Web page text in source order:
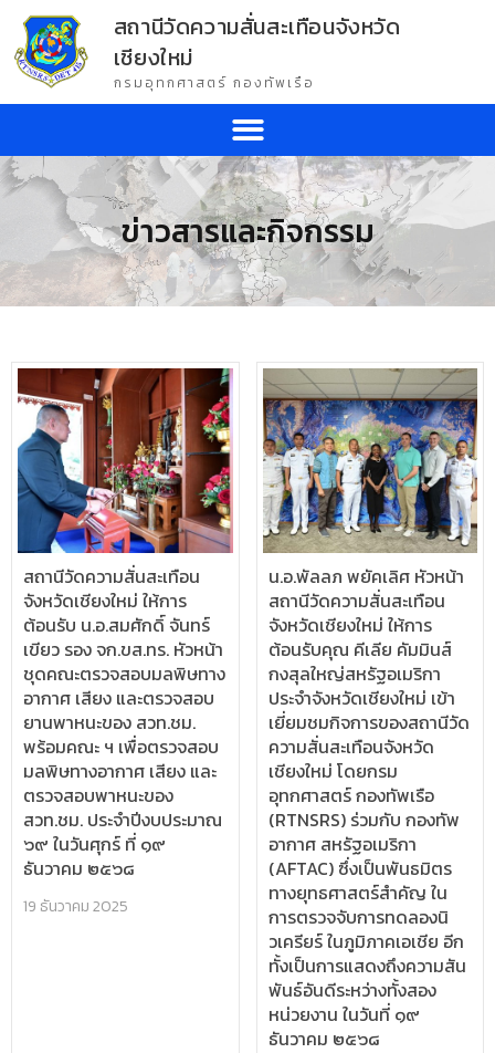
สถานีวัดความสั่นสะเทือนจังหวัด
เชียงใหม่
กรมอุทกศาสตร์ กองทัพเรือ
ข่าวสารและกิจกรรม
สถานีวัดความสั่นสะเทือน
จังหวัดเชียงใหม่ ให้การ
ต้อนรับ น.อ.สมศักดิ์ จันทร์
เขียว รอง จก.ขส.ทร. หัวหน้า
ชุดคณะตรวจสอบมลพิษทาง
อากาศ เสียง และตรวจสอบ
ยานพาหนะของ สวท.ชม.
พร้อมคณะ ฯ เพื่อตรวจสอบ
มลพิษทางอากาศ เสียง และ
ตรวจสอบพาหนะของ
สวท.ชม. ประจำปีงบประมาณ
๖๙ ในวันศุกร์ ที่ ๑๙
ธันวาคม ๒๕๖๘
19 ธันวาคม 2025
น.อ.พัลลภ พยัคเลิศ หัวหน้า
สถานีวัดความสั่นสะเทือน
จังหวัดเชียงใหม่ ให้การ
ต้อนรับคุณ คีเลีย คัมมินส์
กงสุลใหญ่สหรัฐอเมริกา
ประจำจังหวัดเชียงใหม่ เข้า
เยี่ยมชมกิจการของสถานีวัด
ความสั่นสะเทือนจังหวัด
เชียงใหม่ โดยกรม
อุทกศาสตร์ กองทัพเรือ
(RTNSRS) ร่วมกับ กองทัพ
อากาศ สหรัฐอเมริกา
(AFTAC) ซึ่งเป็นพันธมิตร
ทางยุทธศาสตร์สำคัญ ใน
การตรวจจับการทดลองนิ
วเครียร์ ในภูมิภาคเอเชีย อีก
ทั้งเป็นการแสดงถึงความสัน
พันธ์อันดีระหว่างทั้งสอง
หน่วยงาน ในวันที่ ๑๙
ธันวาคม ๒๕๖๘